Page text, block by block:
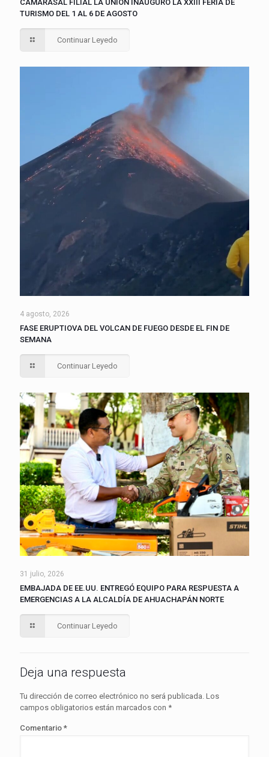
CAMARASAL FILIAL LA UNIÓN INAUGURÓ LA XXIII FERIA DE
TURISMO DEL 1 AL 6 DE AGOSTO
Continuar Leyedo
4 agosto, 2026
FASE ERUPTIOVA DEL VOLCAN DE FUEGO DESDE EL FIN DE
SEMANA
Continuar Leyedo
31 julio, 2026
EMBAJADA DE EE.UU. ENTREGÓ EQUIPO PARA RESPUESTA A
EMERGENCIAS A LA ALCALDÍA DE AHUACHAPÁN NORTE
Continuar Leyedo
Deja una respuesta
Tu dirección de correo electrónico no será publicada. Los
campos obligatorios están marcados con *
Comentario *